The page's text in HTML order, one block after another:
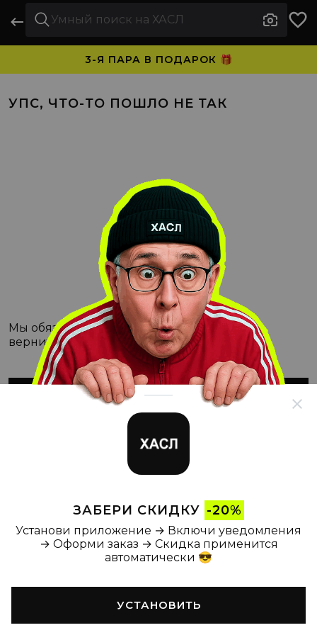
ЗАБЕРИ СКИДКУ -20%
Установи приложение → Включи уведомления
→ Оформи заказ → Скидка применится
автоматически 😎
УСТАНОВИТЬ
3-Я ПАРА В ПОДАРОК 🎁
УПС, ЧТО-ТО ПОШЛО НЕ ТАК
Мы обязательно с этим разберёмся, а пока
вернитесь на Главную
ВЕРНУТЬСЯ НА ГЛАВНУЮ
Главная Каталог Корзина Новости Профиль